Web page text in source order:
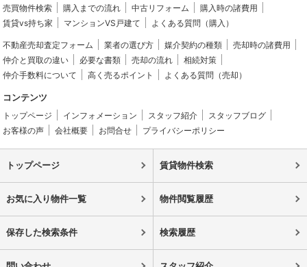
売買物件検索 購入までの流れ 中古リフォーム
購入時の諸費用
賃貸vs持ち家
マンションVS戸建て よくある質問（購入）
不動産売却査定フォーム 業者の選び方 媒介契約の種類
売却時の諸費用
仲介と買取の違い
必要な書類 売却の流れ
相続対策
仲介手数料について
高く売るポイント よくある質問（売却）
コンテンツ
トップページ インフォメーション スタッフ紹介
スタッフブログ
お客様の声
会社概要 お問合せ プライバシーポリシー
トップページ 賃貸物件検索
お気に入り物件一覧 物件閲覧履歴
保存した検索条件 検索履歴